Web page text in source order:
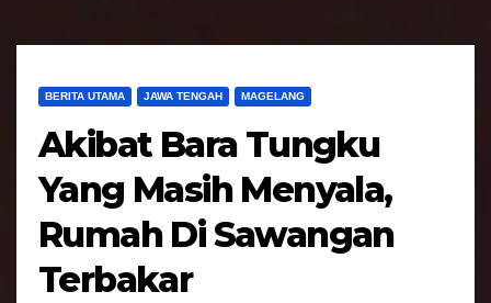
BERITA UTAMA JAWA TENGAH MAGELANG
Akibat Bara Tungku
Yang Masih Menyala,
Rumah Di Sawangan
Terbakar